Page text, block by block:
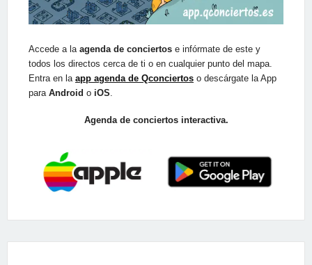
Accede a la agenda de conciertos e infórmate de este y
todos los directos cerca de ti o en cualquier punto del mapa.
Entra en la app agenda de Qconciertos o descárgate la App
para Android o iOS
Agenda de conciertos interactiva.